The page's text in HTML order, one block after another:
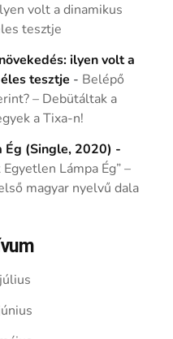
volt a dinamikus
tesztje
ilyen volt a
tesztje - Belépő
– Debütáltak a
a Tixa-n!
Ég (Single, 2020) -
Egyetlen Lámpa Ég” –
magyar nyelvű dala